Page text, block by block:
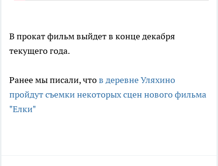
В прокат фильм выйдет в конце декабря
текущего года.
Ранее мы писали, чтов деревне Уляхино
пройдут съемки некоторых сцен нового фильма
"Елки"